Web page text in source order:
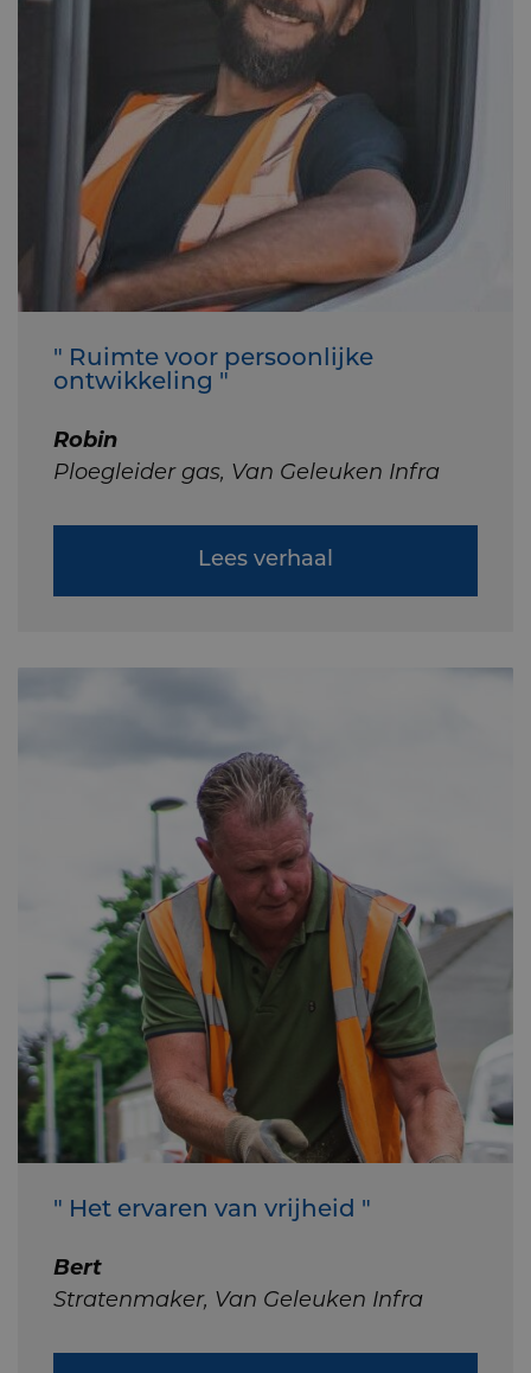
" Ruimte voor persoonlijke
ontwikkeling "
Robin
Ploegleider gas, Van Geleuken Infra
Lees verhaal
" Het ervaren van vrijheid "
Bert
Stratenmaker, Van Geleuken Infra